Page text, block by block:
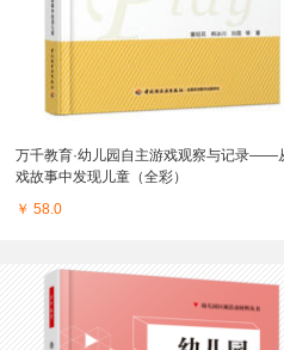
万千教育·幼儿园自主游戏观察与记录——
戏故事中发现儿童（全彩）
￥ 58.0